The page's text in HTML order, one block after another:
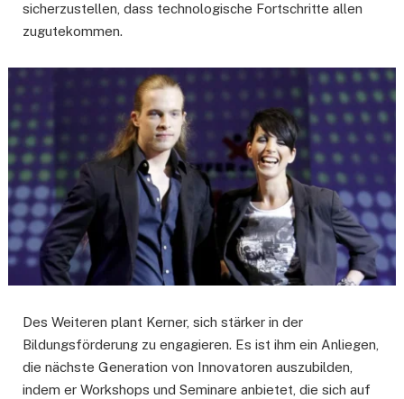
sicherzustellen, dass technologische Fortschritte allen
zugutekommen.
Des Weiteren plant Kerner, sich stärker in der
Bildungsförderung zu engagieren. Es ist ihm ein Anliegen,
die nächste Generation von Innovatoren auszubilden,
indem er Workshops und Seminare anbietet, die sich auf